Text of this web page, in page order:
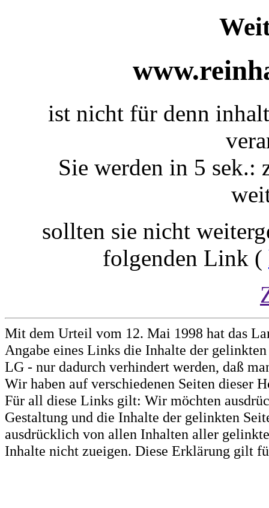
ist nicht für denn
Sie werden in 5 sek.:
sollten sie nicht
folgenden Link (
Mit dem Urteil vom 12. Mai 1998 hat das
Angabe eines Links die Inhalte der
LG - nur dadurch verhindert werden, daß
Wir haben auf verschiedenen Seiten dieser
Für all diese Links gilt: Wir möchten
Gestaltung und die Inhalte der gelinkten
ausdrücklich von allen Inhalten aller
Inhalte nicht zueigen. Diese Erklärung gilt